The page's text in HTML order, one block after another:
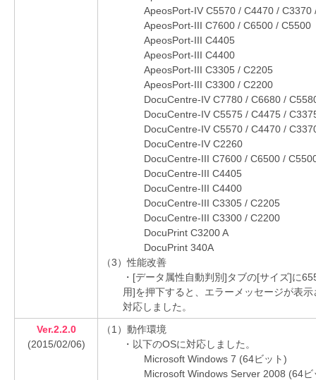
ApeosPort-IV C5570 / C4470 / C3370
ApeosPort-III C7600 / C6500 / C5500
ApeosPort-III C4405
ApeosPort-III C4400
ApeosPort-III C3305 / C2205
ApeosPort-III C3300 / C2200
DocuCentre-IV C7780 / C6680 /
DocuCentre-IV C5575 / C4475 /
DocuCentre-IV C5570 / C4470 /
DocuCentre-IV C2260
DocuCentre-III C7600 / C6500 /
DocuCentre-III C4405
DocuCentre-III C4400
DocuCentre-III C3305 / C2205
DocuCentre-III C3300 / C2200
DocuPrint C3200 A
DocuPrint 340A
（3）性能改善
・[データ属性自動判別]タブの[サイズ]に
用]を押下すると、エラーメッセージが表
対応しました。
Ver.2.2.0
(2015/02/06)
（1）動作環境
・以下のOSに対応しました。
Microsoft Windows 7 (64ビット)
Microsoft Windows Server 2008 (64ビ